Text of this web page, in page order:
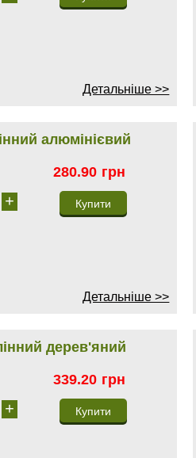
Детальніше >>
алюмінієвий
280.90 грн
+
Детальніше >>
дерев'яний
339.20 грн
+